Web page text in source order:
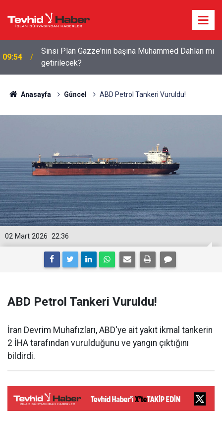
09:11
Devrim Muhafızları: ABD tüm hedeflerinden geri
çekilmek zorunda kaldı
Anasayfa Güncel ABD Petrol Tankeri Vuruldu!
22:36
02 Mart 2026
ABD Petrol Tankeri Vuruldu!
İran Devrim Muhafızları, ABD'ye ait yakıt ikmal tankerin
2 İHA tarafından vurulduğunu ve yangın çıktığını
bildirdi.